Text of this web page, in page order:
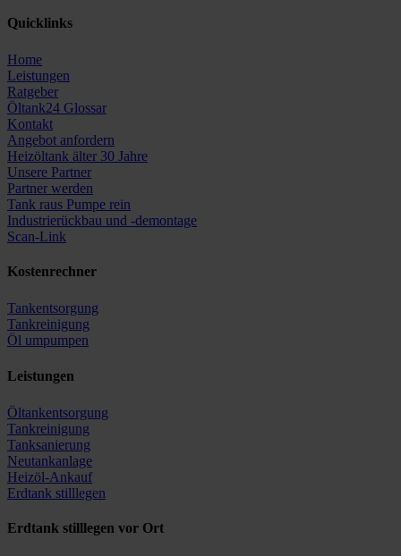
Quicklinks
Home
Leistungen
Ratgeber
Öltank24 Glossar
Kontakt
Angebot anfordern
Heizöltank älter 30 Jahre
Unsere Partner
Partner werden
Tank raus Pumpe rein
Industrierückbau und -demontage
Scan-Link
Kostenrechner
Tankentsorgung
Tankreinigung
Öl umpumpen
Leistungen
Öltankentsorgung
Tankreinigung
Tanksanierung
Neutankanlage
Heizöl-Ankauf
Erdtank stilllegen
Erdtank stilllegen vor Ort